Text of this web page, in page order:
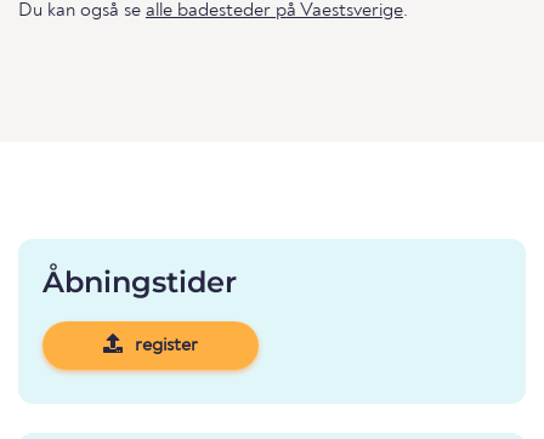
Du kan også se alle badesteder på Vaestsverige.
Åbningstider
register